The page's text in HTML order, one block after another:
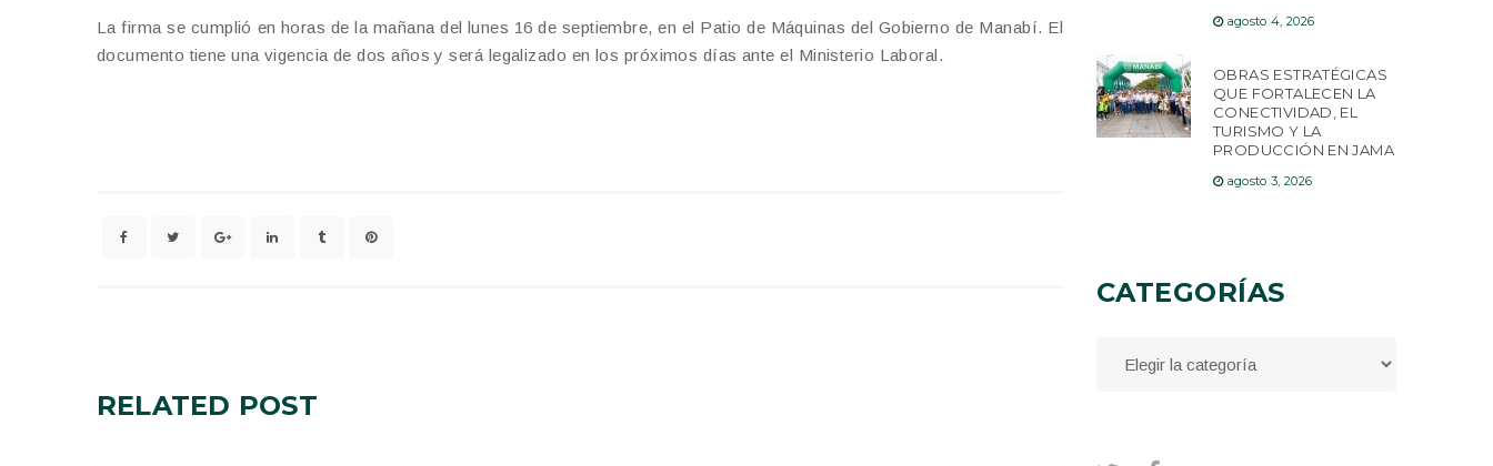
La firma se cumplió en horas de la mañana del lunes 16 de septiembre, en el Patio de Máquinas del Gobierno de Manabí. El
documento tiene una vigencia de dos años y será legalizado en los próximos días ante el Ministerio Laboral.
RELATED POST
agosto 4, 2026
OBRAS ESTRATÉGICAS
QUE FORTALECEN LA
CONECTIVIDAD, EL
TURISMO Y LA
PRODUCCIÓN EN JAMA
agosto 3, 2026
CATEGORÍAS